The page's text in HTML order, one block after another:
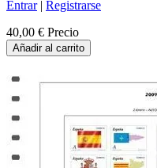
Entrar| Registrarse
40,00 € Precio
Añadir al carrito